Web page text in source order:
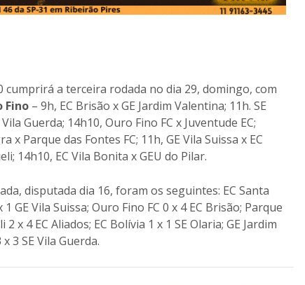
cumprirá a terceira rodada no dia 29, domingo, com
Fino – 9h, EC Brisão x GE Jardim Valentina; 11h. SE
Guerda; 14h10, Ouro Fino FC x Juventude EC;
x Parque das Fontes FC; 11h, GE Vila Suissa x EC
14h10, EC Vila Bonita x GEU do Pilar.
disputada dia 16, foram os seguintes: EC Santa
GE Vila Suissa; Ouro Fino FC 0 x 4 EC Brisão; Parque
x 4 EC Aliados; EC Bolívia 1 x 1 SE Olaria; GE Jardim
3 SE Vila Guerda.